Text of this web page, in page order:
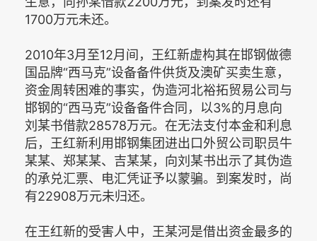
1700万元未还。
2010年3月至12月间，王红新虚构其在邯钢做德
国品牌“西马克”设备备件供货及澳矿买卖生意，
资金周转困难的事实，伪造河北裕拓贸易公司与
邯钢的“西马克”设备备件合同，以3%的月息向
刘某书借款28578万元。在无法支付本金和利息
后，王红新利用邯钢集团进出口外贸公司职员牛
某某、郑某某、吉某某，向刘某书出示了其伪造
的承兑汇票、电汇凭证予以蒙骗。到案发时，尚
有22908万元未归还。
在王红新的受害人中，王某河是借出资金最多的